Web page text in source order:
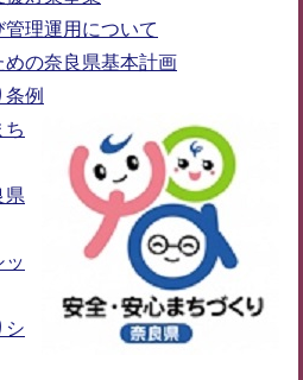
理運用について
の奈良県基本計画
例
ち
県
ッ
シ